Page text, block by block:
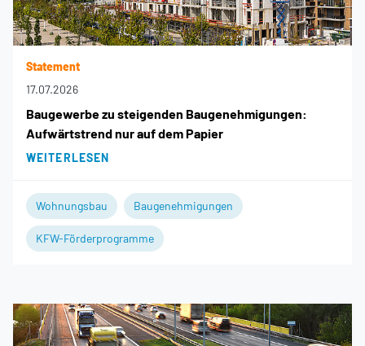
Statement
17.07.2026
Baugewerbe zu steigenden Baugenehmigungen:
Aufwärtstrend nur auf dem Papier
WEITERLESEN
Wohnungsbau Baugenehmigungen
KFW-Förderprogramme